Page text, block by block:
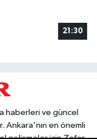
21:30
haberleri ve güncel
Ankara'nın en önemli